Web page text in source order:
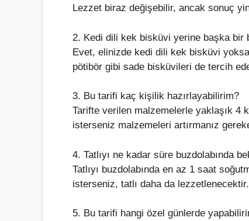
Lezzet biraz değişebilir, ancak sonuç
2. Kedi dili kek bisküvi yerine başka bir
Evet, elinizde kedi dili kek bisküvi
pötibör gibi sade bisküvileri de tercih
3. Bu tarifi kaç kişilik hazırlayabilirim?
Tarifte verilen malzemelerle yaklaşık 4
isterseniz malzemeleri artırmanız
4. Tatlıyı ne kadar süre buzdolabında
Tatlıyı buzdolabında en az 1 saat
isterseniz, tatlı daha da lezzetlenecektir.
5. Bu tarifi hangi özel günlerde